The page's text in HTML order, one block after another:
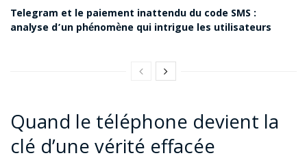
Telegram et le paiement inattendu du code SMS :
analyse d’un phénomène qui intrigue les utilisateurs
Quand le téléphone devient la
clé d’une vérité effacée